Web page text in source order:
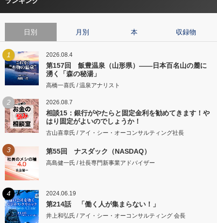
日別 月別 本 収録物
1 2026.08.4
第157回 飯豊温泉（山形県）――日本百名山の麓に
湧く「森の秘湯」
高橋一喜氏 / 温泉アナリスト
2 2026.08.7
相談15：銀行がやたらと固定金利を勧めてきます！や
はり固定がよいのでしょうか！
古山喜章氏 / アイ・シー・オーコンサルティング社長
3 第55回 ナスダック（NASDAQ）
高島健一氏 / 社長専門新事業アドバイザー
4 2024.06.19
第214話 「働く人が集まらない！」
井上和弘氏 / アイ・シー・オーコンサルティング 会長